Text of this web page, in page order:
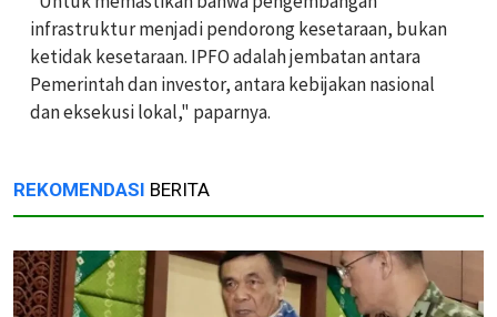
infrastruktur menjadi pendorong kesetaraan, bukan
ketidak kesetaraan. IPFO adalah jembatan antara
Pemerintah dan investor, antara kebijakan nasional
dan eksekusi lokal," paparnya.
REKOMENDASI BERITA